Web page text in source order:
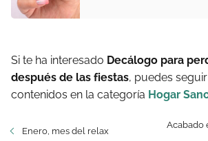
Si te ha interesado Decálogo para
después de las fiestas, puedes
contenidos en la categoría Hogar
Enero, mes del relax
Acabado